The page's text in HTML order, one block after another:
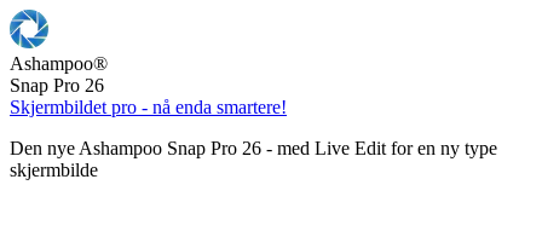
Ashampoo®
Snap Pro 26
Skjermbildet pro - nå enda smartere!
Den nye Ashampoo Snap Pro 26 - med Live Edit for en ny type
skjermbilde